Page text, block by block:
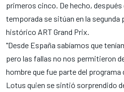
primeros cinco. De hecho, después
temporada se sitúan en la segunda
histórico ART Grand Prix.
"Desde España sabíamos que
pero las fallas no nos permitieron
hombre que fue parte del programa
Lotus quien se sintió sorprendido